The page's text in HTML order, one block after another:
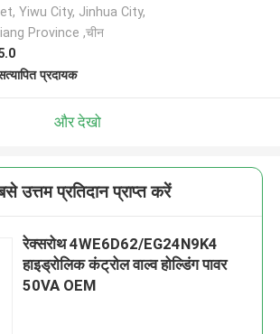
Yiwu City, Jinhua City,
Province ,चीन
प्रदायक
और देखो
उत्तम प्रतिदान प्राप्त करें
रेक्सरोथ 4WE6D62/EG24N9K4
हाइड्रोलिक कंट्रोल वाल्व होल्डिंग पावर
50VA OEM